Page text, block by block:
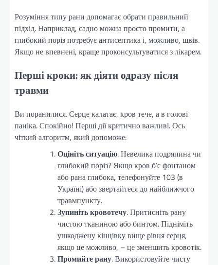
Розуміння типу рани допомагає обрати правильний
підхід. Наприклад, садно можна просто промити, а
глибокий поріз потребує антисептика і, можливо, швів.
Якщо не впевнені, краще проконсультуватися з лікарем.
Перші кроки: як діяти одразу після
травми
Ви поранилися. Серце калатає, кров тече, а в голові
паніка. Спокійно! Перші дії критично важливі. Ось
чіткий алгоритм, який допоможе:
Оцініть ситуацію. Невелика подряпина чи
глибокий поріз? Якщо кров б’є фонтаном
або рана глибока, телефонуйте 103 (в
Україні) або звертайтеся до найближчого
травмпункту.
Зупиніть кровотечу. Притисніть рану
чистою тканиною або бинтом. Підніміть
ушкоджену кінцівку вище рівня серця,
якщо це можливо, – це зменшить кровотік.
Промийте рану. Використовуйте чисту